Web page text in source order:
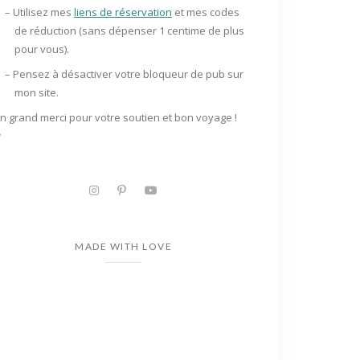
– Utilisez mes liens de réservation et mes codes
de réduction (sans dépenser 1 centime de plus
pour vous).
– Pensez à désactiver votre bloqueur de pub sur
mon site.
grand merci pour votre soutien et bon voyage !
MADE WITH LOVE